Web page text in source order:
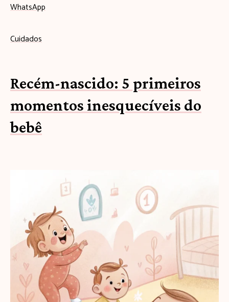
WhatsApp
Cuidados
Recém-nascido: 5 primeiros
momentos inesquecíveis do
bebê